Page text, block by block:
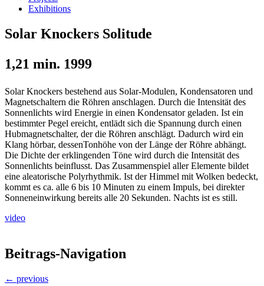
Exhibitions
Solar Knockers Solitude
1,21 min. 1999
Solar Knockers bestehend aus Solar-Modulen, Kondensatoren und
Magnetschaltern die Röhren anschlagen. Durch die Intensität des
Sonnenlichts wird Energie in einen Kondensator geladen. Ist ein
bestimmter Pegel ereicht, entlädt sich die Spannung durch einen
Hubmagnetschalter, der die Röhren anschlägt. Dadurch wird ein
Klang hörbar, dessenTonhöhe von der Länge der Röhre abhängt.
Die Dichte der erklingenden Töne wird durch die Intensität des
Sonnenlichts beinflusst. Das Zusammenspiel aller Elemente bildet
eine aleatorische Polyrhythmik. Ist der Himmel mit Wolken bedeckt,
kommt es ca. alle 6 bis 10 Minuten zu einem Impuls, bei direkter
Sonneneinwirkung bereits alle 20 Sekunden. Nachts ist es still.
video
Beitrags-Navigation
← previous